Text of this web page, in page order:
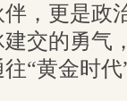
，更是政
交的勇气
“黄金时